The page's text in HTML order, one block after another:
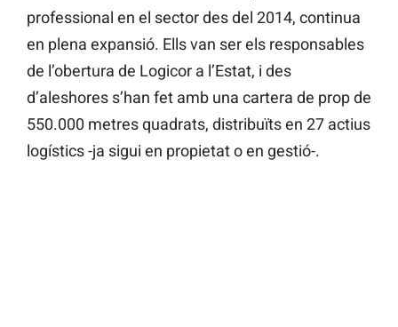
professional en el sector des del 2014, continua
en plena expansió. Ells van ser els responsables
de l’obertura de Logicor a l’Estat, i des
d’aleshores s’han fet amb una cartera de prop de
550.000 metres quadrats, distribuïts en 27 actius
logístics -ja sigui en propietat o en gestió-.